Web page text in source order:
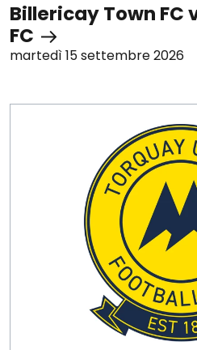
Billericay Town FC
FC
martedì 15 settembre 2026